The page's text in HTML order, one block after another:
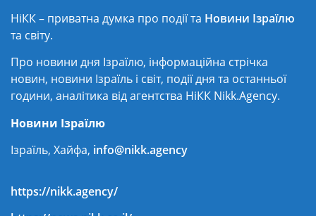
НіКК – приватна думка про події та Новини Ізраїлю
та світу.
Про новини дня Ізраїлю, інформаційна стрічка
новин, новини Ізраїль і світ, події дня та останньої
години, аналітика від агентства НіКК Nikk.Agency.
Новини Ізраїлю
Ізраїль, Хайфа, info@nikk.agency
https://nikk.agency/